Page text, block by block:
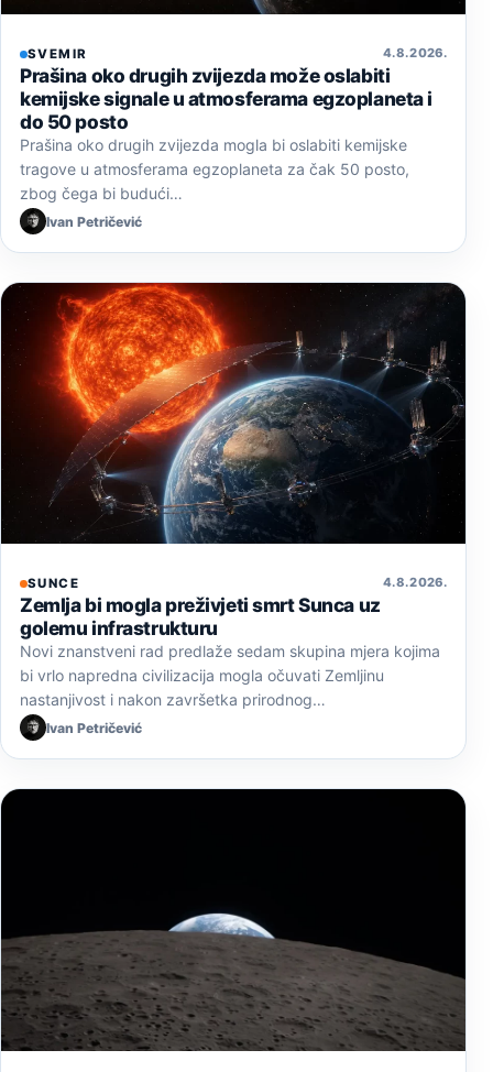
SVEMIR 4. 8. 2026.
Prašina oko drugih zvijezda može oslabiti
kemijske signale u atmosferama egzoplaneta i
do 50 posto
Prašina oko drugih zvijezda mogla bi oslabiti kemijske
tragove u atmosferama egzoplaneta za čak 50 posto,
zbog čega bi budući…
Ivan Petričević
SUNCE 4. 8. 2026.
Zemlja bi mogla preživjeti smrt Sunca uz
golemu infrastrukturu
Novi znanstveni rad predlaže sedam skupina mjera kojima
bi vrlo napredna civilizacija mogla očuvati Zemljinu
nastanjivost i nakon završetka prirodnog…
Ivan Petričević